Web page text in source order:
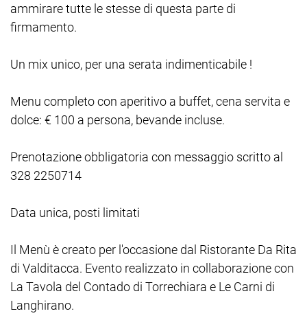
ammirare tutte le stesse di questa parte di
firmamento.
Un mix unico, per una serata indimenticabile !
Menu completo con aperitivo a buffet, cena servita e
dolce: € 100 a persona, bevande incluse.
Prenotazione obbligatoria con messaggio scritto al
328 2250714
Data unica, posti limitati
Il Menù è creato per l'occasione dal Ristorante Da Rita
di Valditacca. Evento realizzato in collaborazione con
La Tavola del Contado di Torrechiara e Le Carni di
Langhirano.